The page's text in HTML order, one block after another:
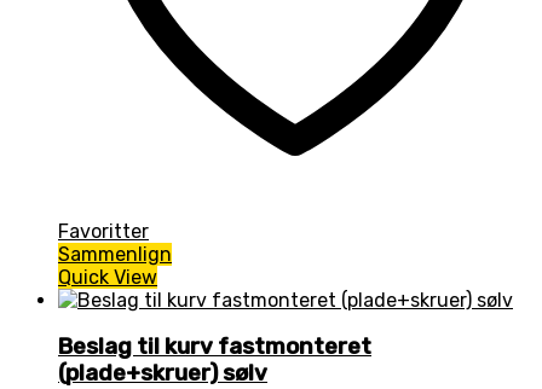
Favoritter
Sammenlign
Quick View
Beslag til kurv fastmonteret
(plade+skruer) sølv